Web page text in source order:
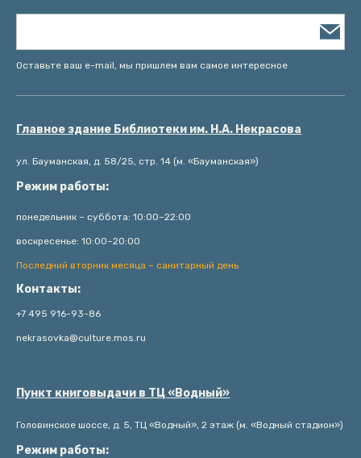
Оставьте ваш e-mail, мы пришлем вам самое интересное
Главное здание Библиотеки им. Н.А. Некрасова
ул. Бауманская, д. 58/25, стр. 14 (м. «Бауманская»)
Режим работы:
понедельник – суббота: 10:00–22:00
воскресенье: 10:00–20:00
Последний вторник месяца – санитарный день
Контакты:
+7 495 916-93-86
nekrasovka@culture.mos.ru
Пункт книговыдачи в ТЦ «Водный»
Головинское шоссе, д. 5, ТЦ «Водный», 2 этаж (м. «Водный стадион»)
Режим работы: